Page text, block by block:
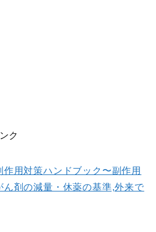
ク
用対策ハンドブック〜副作用
剤の減量・休薬の基準,外来で